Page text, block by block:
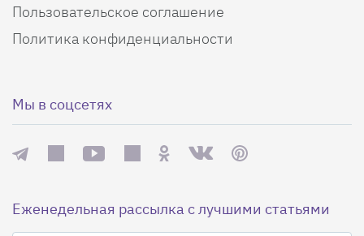
Пользовательское соглашение
Политика конфиденциальности
Мы в соцсетях
Еженедельная рассылка с лучшими статьями